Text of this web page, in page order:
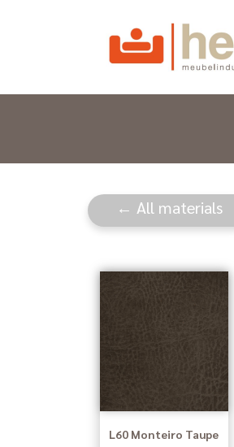
← All materials
L60 Monteiro Taupe